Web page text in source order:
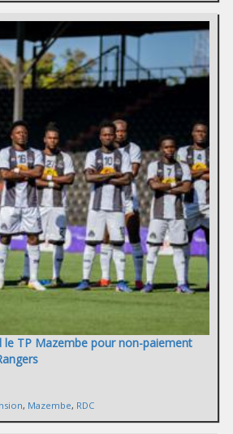
le TP Mazembe pour non-paiement
, Mazembe, RDC